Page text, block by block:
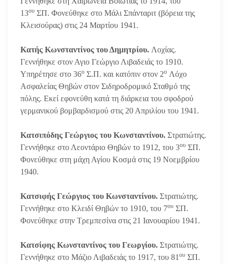
13ου ΣΠ. Φονεύθηκε στο Μάλι Σπάνταριτ (βόρεια της
Κλεισούρας) στις 24 Μαρτίου 1941.
Κατής Κωνσταντίνος του Δημητρίου. Λοχίας.
Γεννήθηκε στον Αγιο Γεώργιο Λιβαδειάς το 1910.
Υπηρέτησε στο 36ο Σ.Π. και κατόπιν στον 2ο Λόχο
Ασφαλείας Θηβών στον Σιδηροδρομικό Σταθμό της
πόλης. Εκεί εφονεύθη κατά τη διάρκεια του σφοδρού
γερμανικού βομβαρδισμού στις 20 Απριλίου του 1941.
Κατσιπόδης Γεώργιος του Κωνσταντίνου. Στρατιώτης.
Γεννήθηκε στο Λεοντάριο Θηβών το 1912, του 3ου ΣΠ.
Φονεύθηκε στη μάχη Αγίου Κοσμά στις 19 Νοεμβρίου
1940.
Κατσιφής Γεώργιος του Κωνσταντίνου. Στρατιώτης.
Γεννήθηκε στο Κλειδί Θηβών το 1910, του 7ου ΣΠ.
Φονεύθηκε στην Τρεμπεσίνα στις 21 Ιανουαρίου 1941.
Κατσίφης Κωνσταντίνος του Γεωργίου. Στρατιώτης.
Γεννήθηκε στο Μάζιο Λιβαδειάς το 1917, του 81 ου ΣΠ.